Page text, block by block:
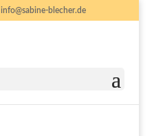
info@sabine-blecher.de